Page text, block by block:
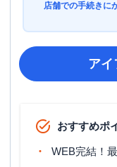
店舗での手続きに
アイ
おすすめポ
WEB完結！